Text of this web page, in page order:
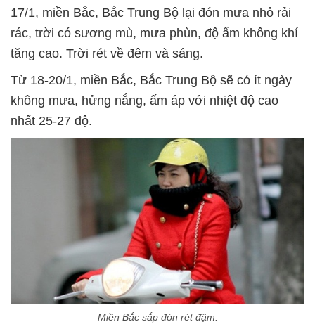
17/1, miền Bắc, Bắc Trung Bộ lại đón mưa nhỏ rải
rác, trời có sương mù, mưa phùn, độ ẩm không khí
tăng cao. Trời rét về đêm và sáng.
Từ 18-20/1, miền Bắc, Bắc Trung Bộ sẽ có ít ngày
không mưa, hửng nắng, ấm áp với nhiệt độ cao
nhất 25-27 độ.
Miền Bắc sắp đón rét đậm.